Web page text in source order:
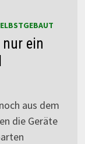
ein
aus dem
die Geräte